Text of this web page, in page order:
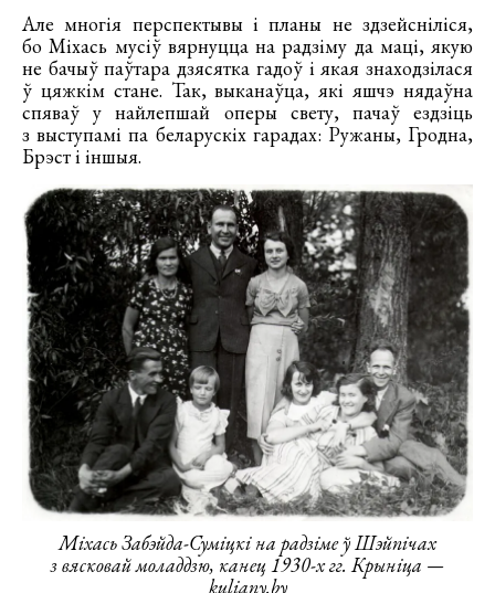
Але многія перспектывы і планы не здзейсніліся,
бо Міхась мусіў вярнуцца на радзіму да маці, якую
не бачыў паўтара дзясятка гадоў і якая знаходзілася
ў цяжкім стане. Так, выканаўца, які яшчэ нядаўна
спяваў у найлепшай оперы свету, пачаў ездзіць
з выступамі па беларускіх гарадах: Ружаны, Гродна,
Брэст і іншыя.
Міхась Забэйда-Суміцкі на радзіме ў Шэйпічах
з вясковай моладдзю, канец 1930-х гг. Крыніца —
kuliany.by